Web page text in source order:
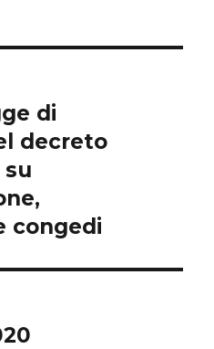
di
decreto
congedi